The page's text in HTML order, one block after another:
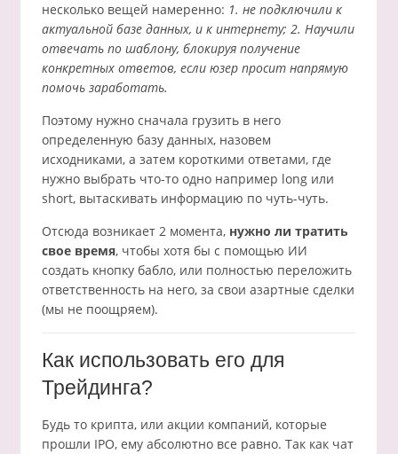
несколько вещей намеренно: 1. не подключили к
актуальной базе данных, и к интернету; 2. Научили
отвечать по шаблону, блокируя получение
конкретных ответов, если юзер просит напрямую
помочь заработать.
Поэтому нужно сначала грузить в него
определенную базу данных, назовем
исходниками, а затем короткими ответами, где
нужно выбрать что-то одно например long или
short, вытаскивать информацию по чуть-чуть.
Отсюда возникает 2 момента, нужно ли тратить
свое время, чтобы хотя бы с помощью ИИ
создать кнопку бабло, или полностью переложить
ответственность на него, за свои азартные сделки
(мы не поощряем).
Как использовать его для
Трейдинга?
Будь то крипта, или акции компаний, которые
прошли IPO, ему абсолютно все равно. Так как чат